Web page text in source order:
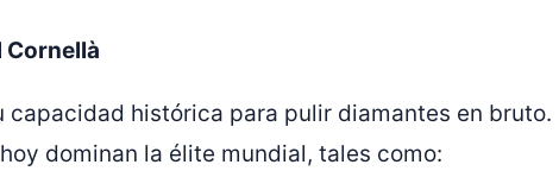
Cornellà
capacidad histórica para pulir diamantes en bruto.
dominan la élite mundial, tales como: